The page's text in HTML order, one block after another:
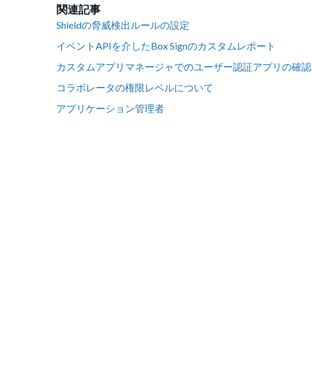
関連記事
Shieldの脅威検出ルールの設定
イベントAPIを介したBox Signのカスタムレポート
カスタムアプリマネージャでのユーザー認証アプリの確認
コラボレータの権限レベルについて
アプリケーション管理者